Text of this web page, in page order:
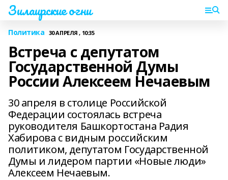
Зилаирские огни
Политика 30 АПРЕЛЯ , 10:35
Встреча с депутатом
Государственной Думы
России Алексеем Нечаевым
30 апреля в столице Российской
Федерации состоялась встреча
руководителя Башкортостана Радия
Хабирова с видным российским
политиком, депутатом Государственной
Думы и лидером партии «Новые люди»
Алексеем Нечаевым.